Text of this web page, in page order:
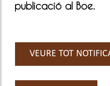
publicació al Boe.
VEURE TOT